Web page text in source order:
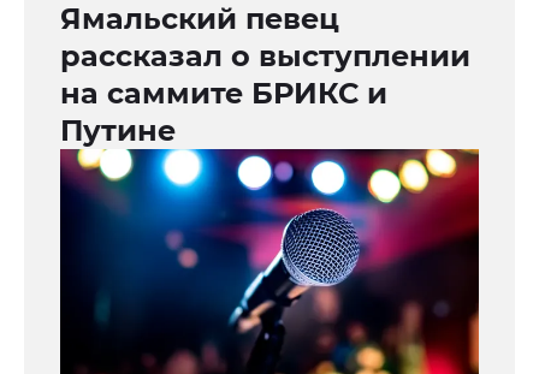
Ямальский певец
рассказал о выступлении
на саммите БРИКС и
Путине